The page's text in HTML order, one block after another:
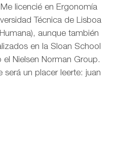
licencié en Ergonomía
Técnica de Lisboa
aunque también
en la Sloan School
el Nielsen Norman Group.
será un placer leerte: juan